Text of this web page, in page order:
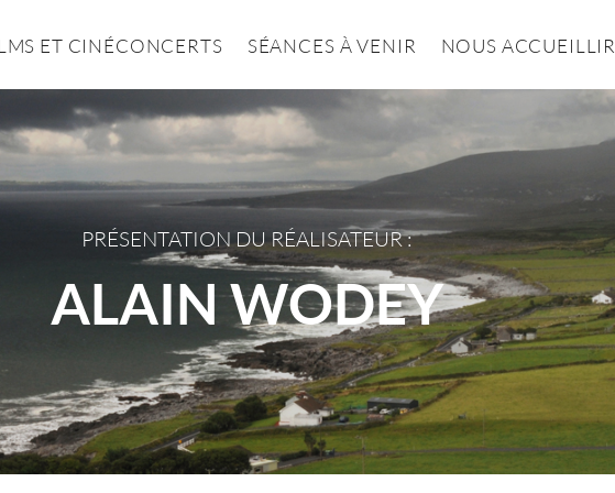
ET CINÉCONCERTS SÉANCES À VENIR NOUS ACCUEILLIR
PRÉSENTATION DU RÉALISATEUR :
ALAIN WODEY